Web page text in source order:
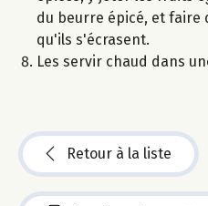
du beurre épicé, et faire
qu'ils s'écrasent.
Les servir chaud dans
Retour à la liste